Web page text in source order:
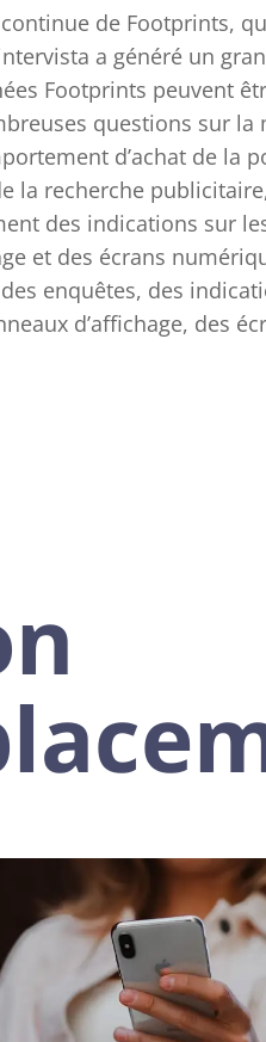
de Footprints,
a généré un
Footprints peuvent
questions sur la
d’achat de la
la recherche
des indications sur
et des écrans
enquêtes, des
d’affichage, des